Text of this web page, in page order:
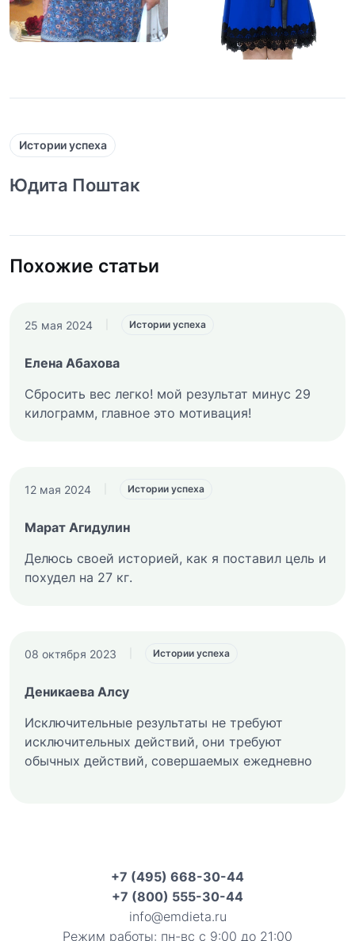
Истории успеха
Юдита Поштак
Похожие статьи
25 мая 2024 Истории успеха
Елена Абахова
Сбросить вес легко! мой результат минус 29
килограмм, главное это мотивация!
12 мая 2024 Истории успеха
Марат Агидулин
Делюсь своей историей, как я поставил цель и
похудел на 27 кг.
08 октября 2023 Истории успеха
Деникаева Алсу
Исключительные результаты не требуют
исключительных действий, они требуют
обычных действий, совершаемых ежедневно
+7 (495) 668-30-44
+7 (800) 555-30-44
info@emdieta.ru
Режим работы: пн-вс с 9:00 до 21:00